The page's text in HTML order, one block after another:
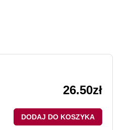
26.50zł
DODAJ DO KOSZYKA